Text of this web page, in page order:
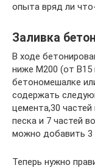
опыта вряд ли
Заливка
В ходе
ниже М200 (от В15
бетономешалке
содержать
цемента,30
песка и 7 частей
можно добавить 3
Теперь нужно